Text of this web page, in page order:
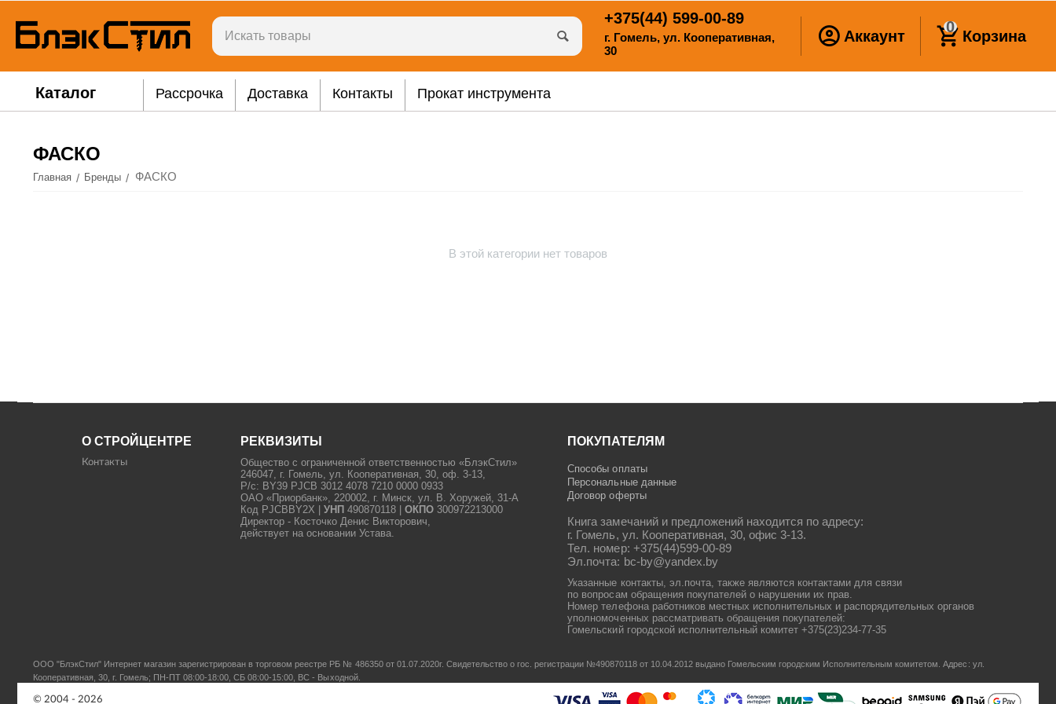
+375(44) 599-00-89
г. Гомель, ул. Кооперативная,
30
Аккаунт
0
Корзина
Каталог Рассрочка Доставка Контакты Прокат инструмента
ФАСКО
Главная / Бренды / ФАСКО
В этой категории нет товаров
О СТРОЙЦЕНТРЕ
Контакты
РЕКВИЗИТЫ
Общество с ограниченной ответственностью «БлэкСтил»
246047, г. Гомель, ул. Кооперативная, 30, оф. 3-13,
Р/с: BY39 PJCB 3012 4078 7210 0000 0933
ОАО «Приорбанк», 220002, г. Минск, ул. В. Хоружей, 31-А
Код PJCBBY2X |УНП 490870118 |ОКПО 300972213000
Директор - Косточко Денис Викторович,
действует на основании Устава.
ПОКУПАТЕЛЯМ
Способы оплаты
Персональные данные
Договор оферты
Книга замечаний и предложений находится по адресу:
г. Гомель, ул. Кооперативная, 30, офис 3-13.
Тел. номер: +375(44)599-00-89
Эл.почта: bc-by@yandex.by
Указанные контакты, эл.почта, также являются контактами для связи
по вопросам обращения покупателей о нарушении их прав.
Номер телефона работников местных исполнительных и распорядительных органов
уполномоченных рассматривать обращения покупателей:
Гомельский городской исполнительный комитет +375(23)234-77-35
ООО "БлэкСтил" Интернет магазин зарегистрирован в торговом реестре РБ № 486350 от 01.07.2020г. Свидетельство о гос. регистрации №490870118 от 10.04.2012 выдано Гомельским городским Исполнительным комитетом.Адрес: ул.
Кооперативная, 30, г. Гомель; ПН-ПТ 08:00-18:00, СБ 08:00-15:00, ВС - Выходной.
© 2004 - 2026